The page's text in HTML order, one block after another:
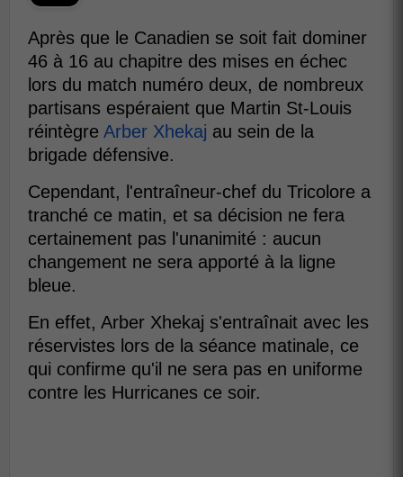
Après que le Canadien se soit fait dominer
46 à 16 au chapitre des mises en échec
lors du match numéro deux, de nombreux
partisans espéraient que Martin St-Louis
réintègre Arber Xhekaj au sein de la
brigade défensive.
Cependant, l'entraîneur-chef du Tricolore a
tranché ce matin, et sa décision ne fera
certainement pas l'unanimité : aucun
changement ne sera apporté à la ligne
bleue.
En effet, Arber Xhekaj s'entraînait avec les
réservistes lors de la séance matinale, ce
qui confirme qu'il ne sera pas en uniforme
contre les Hurricanes ce soir.